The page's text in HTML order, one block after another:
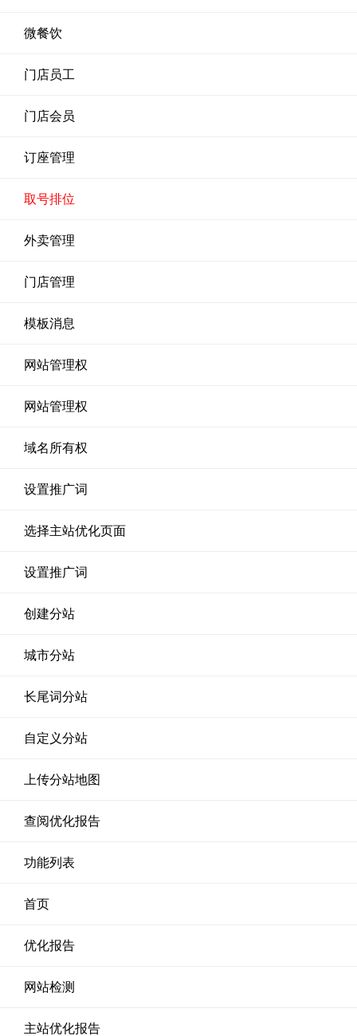
微餐饮
门店员工
门店会员
订座管理
取号排位
外卖管理
门店管理
模板消息
网站管理权
网站管理权
域名所有权
设置推广词
选择主站优化页面
设置推广词
创建分站
城市分站
长尾词分站
自定义分站
上传分站地图
查阅优化报告
功能列表
首页
优化报告
网站检测
主站优化报告